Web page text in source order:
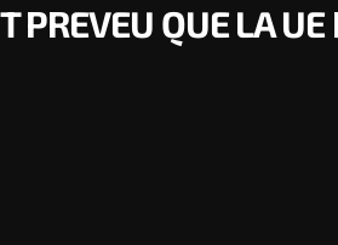
PREVEU QUE LA UE